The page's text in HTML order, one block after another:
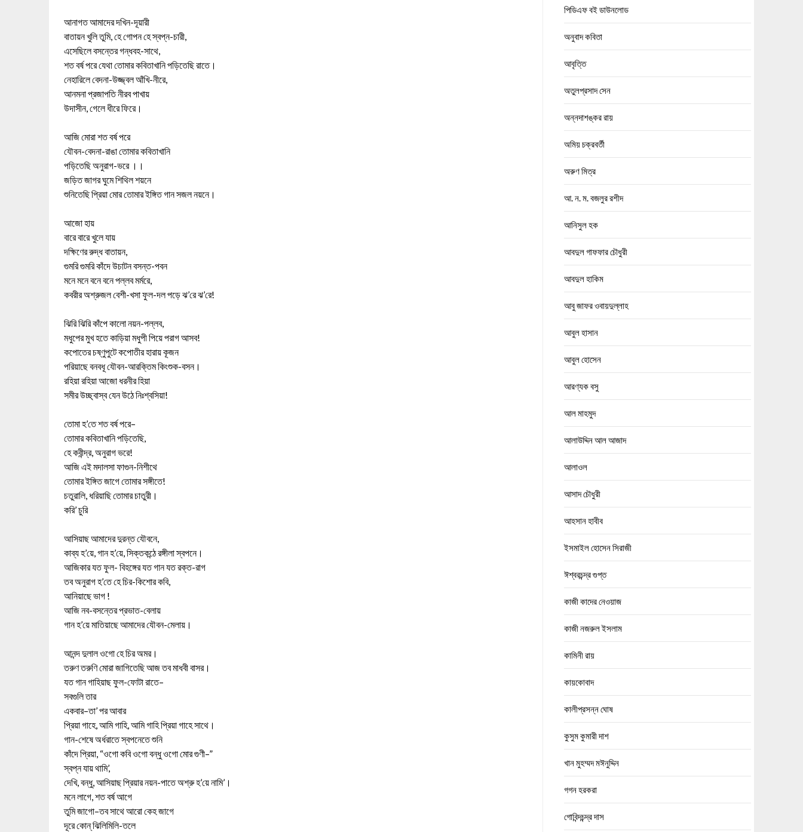
আনাগত আমাদের দখিন-দূয়ারী
বাতায়ন খুলি তুমি, হে গোপন হে স্বপ্ন-চারী,
এসেছিলে বসন্তের গন্ধবহ-সাথে,
শত বর্ষ পরে যেথা তোমার কবিতাখানি পড়িতেছি রাতে।
নেহারিলে বেদনা-উজ্জ্বল আঁখি-নীরে,
আনমনা প্রজাপতি নীরব পাখায়
উদাসীন, গেলে ধীরে ফিরে।
আজি মোরা শত বর্ষ পরে
যৌবন-বেদনা-রাঙা তোমার কবিতাখানি
পড়িতেছি অনুরাগ-ভরে ।।
জড়িত জাগর ঘুমে শিথিল শয়নে
শুনিতেছি প্রিয়া মোর তোমার ইঙ্গিত গান সজল নয়নে।
আজো হায়
বারে বারে খুলে যায়
দক্ষিণের রুদ্ধ বাতায়ন,
গুমরি গুমরি কাঁদে উচাটন বসন্ত-পবন
মনে মনে বনে বনে পল্লব মর্মরে,
কবরীর অশ্রুজল বেশী-খসা ফুল-দল পড়ে ঝ’রে ঝ’রে!
ঝিরি ঝিরি কাঁপে কালো নয়ন-পল্লব,
মধুপের মুখ হতে কাড়িয়া মধুপী পিয়ে পরাগ আসব!
কপোতের চষ্ণুপুটে কপোতীর হারায় কূজন
পরিয়াছে বনবধূ যৌবন-আরক্তিম কিংশুক-বসন।
রহিয়া রহিয়া আজো ধরনীর হিয়া
সমীর উচ্ছ্বাস্ব যেন উঠে নিঃশ্বসিয়া!
তোমা হ’তে শত বর্ষ পরে–
তোমার কবিতাখানি পড়িতেছি,
হে কবীন্দ্র, অনুরাগ ভরে!
আজি এই মদালসা ফাগুন-নিশীথে
তোমার ইঙ্গিত জাগে তোমার সঙ্গীতে!
চতুরালি, ধরিয়াছি তোমার চাতুরী।
করি’ চুরি
আসিয়াছ আমাদের দুরন্ত যৌবনে,
কাব্য হ’য়ে, গান হ’য়ে, সিক্তকন্ঠে রঙ্গীলা স্বপনে।
আজিকার যত ফুল- বিহঙ্গের যত গান যত রক্ত-রাগ
তব অনুরাগ হ’তে হে চির-কিশোর কবি,
আনিয়াছে ভাগ !
আজি নব-বসন্তের প্রভাত-বেলায়
গান হ’য়ে মাতিয়াছে আমাদের যৌবন-মেলায়।
আনন্দ দুলাল ওগো হে চির অমর।
তরুণ তরুণি মোরা জাগিতেছি আজ তব মাধবী বাসর।
যত গান গাহিয়াছ ফুল-ফোটা রাতে–
সবগুলি তার
একবার–তা’ পর আবার
প্রিয়া গাহে, আমি গাহি, আমি গাহি প্রিয়া গাহে সাথে।
গান-শেষে অর্ধরাতে স্বপনেতে শুনি
কাঁদে প্রিয়া, “ওগো কবি ওগো বন্ধু ওগো মোর গুণী–”
স্বপ্ন যায় থামি’,
দেখি, বন্ধু, আসিয়াছ প্রিয়ার নয়ন-পাতে অশ্রু হ’য়ে নামি’।
মনে লাগে, শত বর্ষ আগে
তুমি জাগো–তব সাথে আরো কেহ জাগে
দূরে কোন্ ঝিলিমিলি-তলে
পিডিএফ বই ডাউনলোড
অনুবাদ কবিতা
আবৃত্তি
অতুলপ্রসাদ সেন
অন্নদাশঙ্কর রায়
অমিয় চক্রবর্তী
অরুণ মিত্র
আ. ন. ম. বজলুর রশীদ
আনিসুল হক
আবদুল গাফফার চৌধুরী
আবদুল হাকিম
আবু জাফর ওবায়দুল্লাহ
আবুল হাসান
আবুল হোসেন
আরণ্যক বসু
আল মাহমুদ
আলাউদ্দিন আল আজাদ
আলাওল
আসাদ চৌধুরী
আহসান হাবীব
ইসমাইল হোসেন সিরাজী
ঈশ্বরচন্দ্র গুপ্ত
কাজী কাদের নেওয়াজ
কাজী নজরুল ইসলাম
কামিনী রায়
কায়কোবাদ
কালীপ্রসন্ন ঘোষ
কুসুম কুমারী দাশ
খান মুহম্মদ মঈনুদ্দিন
গগন হরকরা
গোবিন্দচন্দ্র দাস